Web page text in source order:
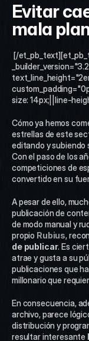
Evitar
mala
size: 14px;||line-
Cómo ya hemos
estrellas de este
editando y subiendo
Con el paso de los
competiciones de
convertido en su
A pesar de ello,
publicación de
de modo manual y
propio Rubius,
de publicar. Es
atrae y gusta a su
publicaciones que
millonario que
En consecuencia,
archivo, parece
distribución y
resultar interesante